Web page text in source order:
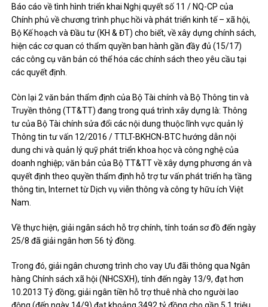
Báo cáo về tình hình triển khai Nghị quyết số 11 / NQ-CP của
Chính phủ về chương trình phục hồi và phát triển kinh tế – xã hội,
Bộ Kế hoạch và Đầu tư (KH & ĐT) cho biết, về xây dựng chính sách,
hiện các cơ quan có thẩm quyền ban hành gần đầy đủ (15/17)
các công cụ văn bản có thể hóa các chính sách theo yêu cầu tại
các quyết định.
Còn lại 2 văn bản thẩm định của Bộ Tài chính và Bộ Thông tin và
Truyền thông (TT&TT) đang trong quá trình xây dựng là: Thông
tư của Bộ Tài chính sửa đổi các nội dung thuộc lĩnh vực quản lý
Thông tin tư vấn 12/2016 / TTLT-BKHCN-BTC hướng dẫn nội
dung chi và quản lý quỹ phát triển khoa học và công nghệ của
doanh nghiệp; văn bản của Bộ TT&TT về xây dựng phương án và
quyết định theo quyền thẩm định hỗ trợ tư vấn phát triển hạ tầng
thông tin, Internet từ Dịch vụ viễn thông và công ty hữu ích Việt
Nam.
Về thực hiện, giải ngân sách hỗ trợ chính, tính toán sơ đồ đến ngày
25/8 đã giải ngân hơn 56 tỷ đồng.
Trong đó, giải ngân chương trình cho vay Ưu đãi thông qua Ngân
hàng Chính sách xã hội (NHCSXH), tính đến ngày 13/9, đạt hơn
10.2013 Tỷ đồng; giải ngân tiền hỗ trợ thuê nhà cho người lao